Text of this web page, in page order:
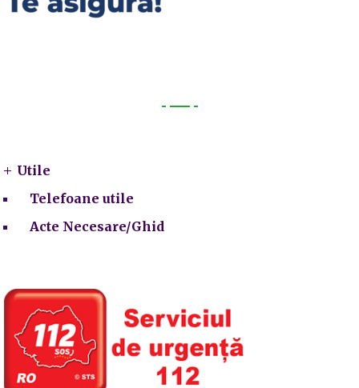
Utile
Telefoane utile
Acte Necesare/Ghid